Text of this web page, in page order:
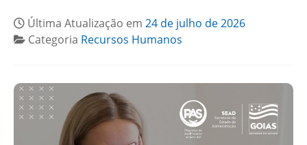
Última Atualização em 24 de julho de 2026
Categoria Recursos Humanos